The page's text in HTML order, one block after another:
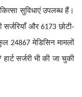
सुविधाएं उपलब्ध हैं।
और 6173 छोटी-
24867 मेडिसिन मामलों
सर्जरी भी की जा चुकी